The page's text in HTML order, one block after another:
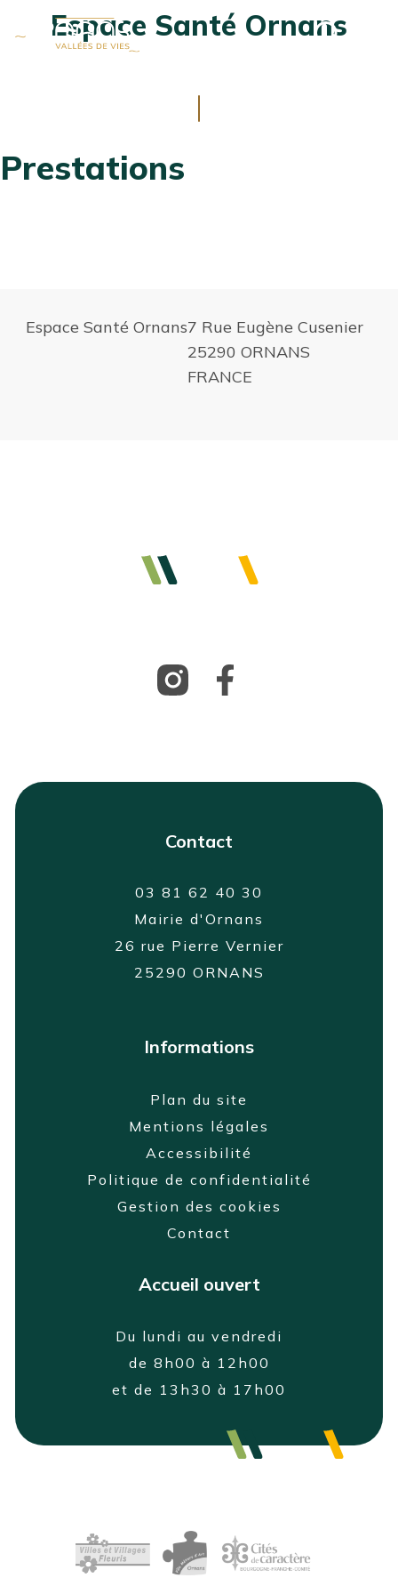
Ouvrir
Espace Santé Ornans
Prestations
Espace Santé Ornans7 Rue Eugène Cusenier
25290 ORNANS
FRANCE
Contact
03 81 62 40 30
Mairie d'Ornans
26 rue Pierre Vernier
25290 ORNANS
Informations
Plan du site
Mentions légales
Accessibilité
Politique de confidentialité
Gestion des cookies
Contact
Accueil ouvert
Du lundi au vendredi
de 8h00 à 12h00
et de 13h30 à 17h00